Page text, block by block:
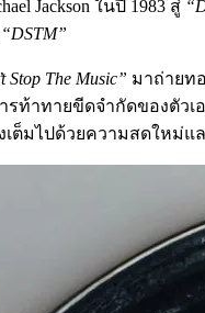
Jackson ในปี 1983 สู่
“DSTM”
Stop The Music” มาถ่ายท
รท้าทายขีดจำกัดของตัว
ต็มไปด้วยความสดใหม่แ